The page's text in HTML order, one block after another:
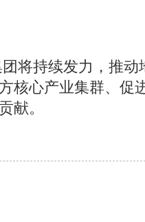
将持续发力， 推动
核心产业集群、促
献。